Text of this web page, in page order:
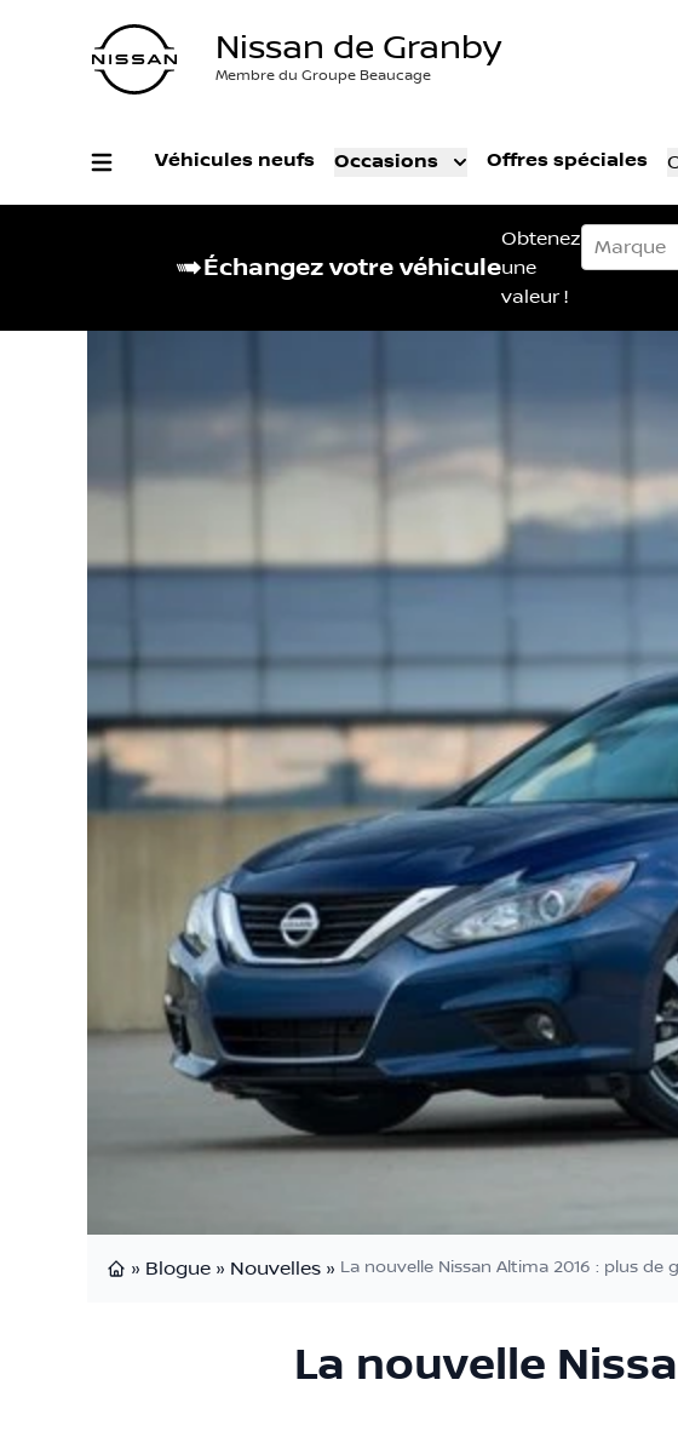
Nissan de Granby
Membre du Groupe Beaucage
Véhicules neufs Occasions Offres spéciales
Échangez votre véhicule
Obtenez
une
valeur !
Marque
» Blogue » Nouvelles » La nouvelle Nissan Altima 2016 : plus de
La nouvelle